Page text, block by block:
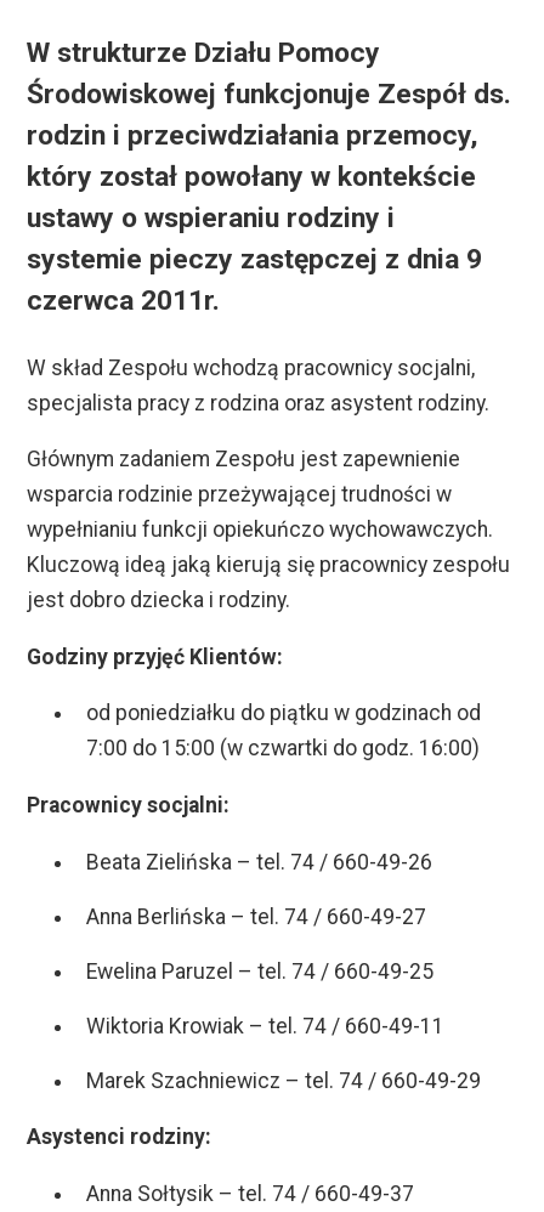
W strukturze Działu Pomocy
Środowiskowej funkcjonuje Zespół ds.
rodzin i przeciwdziałania przemocy,
który został powołany w kontekście
ustawy o wspieraniu rodziny i
systemie pieczy zastępczej z dnia 9
czerwca 2011r.
W skład Zespołu wchodzą pracownicy socjalni,
specjalista pracy z rodzina oraz asystent rodziny.
Głównym zadaniem Zespołu jest zapewnienie
wsparcia rodzinie przeżywającej trudności w
wypełnianiu funkcji opiekuńczo wychowawczych.
Kluczową ideą jaką kierują się pracownicy zespołu
jest dobro dziecka i rodziny.
Godziny przyjęć Klientów:
od poniedziałku do piątku w godzinach od
7:00 do 15:00 (w czwartki do godz. 16:00)
Pracownicy socjalni:
Beata Zielińska – tel. 74 / 660-49-26
Anna Berlińska – tel. 74 / 660-49-27
Ewelina Paruzel – tel. 74 / 660-49-25
Wiktoria Krowiak – tel. 74 / 660-49-11
Marek Szachniewicz – tel. 74 / 660-49-29
Asystenci rodziny:
Anna Sołtysik – tel. 74 / 660-49-37